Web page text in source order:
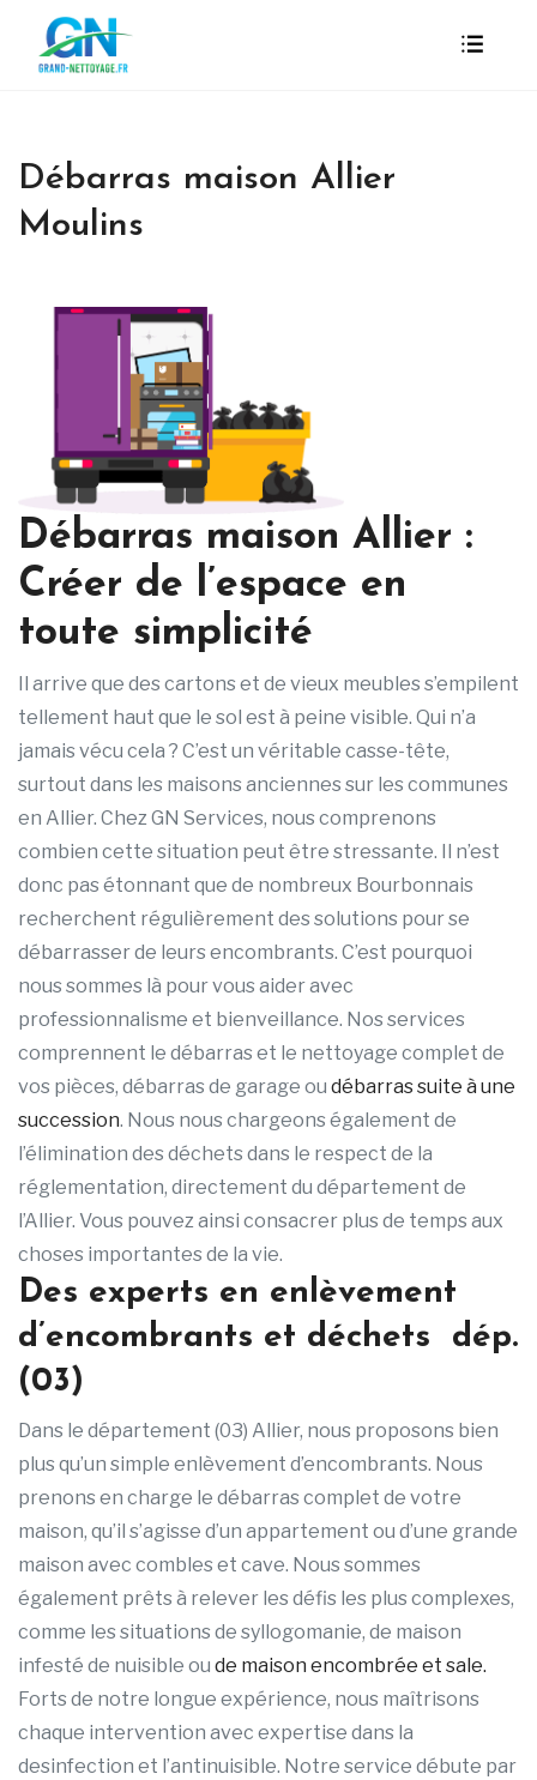
Débarras maison Allier
Moulins
Débarras maison Allier :
Créer de l’espace en
toute simplicité
Il arrive que des cartons et de vieux meubles s’empilent
tellement haut que le sol est à peine visible. Qui n’a
jamais vécu cela ? C’est un véritable casse-tête,
surtout dans les maisons anciennes sur les communes
en Allier. Chez GN Services, nous comprenons
combien cette situation peut être stressante. Il n’est
donc pas étonnant que de nombreux Bourbonnais
recherchent régulièrement des solutions pour se
débarrasser de leurs encombrants. C’est pourquoi
nous sommes là pour vous aider avec
professionnalisme et bienveillance. Nos services
comprennent le débarras et le nettoyage complet de
vos pièces, débarras de garage ou débarras suite à une
succession. Nous nous chargeons également de
l’élimination des déchets dans le respect de la
réglementation, directement du département de
l’Allier. Vous pouvez ainsi consacrer plus de temps aux
choses importantes de la vie.
Des experts en enlèvement
d’encombrants et déchets dép.
(03)
Dans le département (03) Allier, nous proposons bien
plus qu’un simple enlèvement d’encombrants. Nous
prenons en charge le débarras complet de votre
maison, qu’il s’agisse d’un appartement ou d’une grande
maison avec combles et cave. Nous sommes
également prêts à relever les défis les plus complexes,
comme les situations de syllogomanie, de maison
infesté de nuisible ou de maison encombrée et sale.
Forts de notre longue expérience, nous maîtrisons
chaque intervention avec expertise dans la
desinfection et l’antinuisible. Notre service débute par